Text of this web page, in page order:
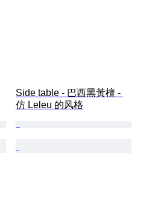
Side table - 巴西黑黃檀 -
仿 Leleu 的风格